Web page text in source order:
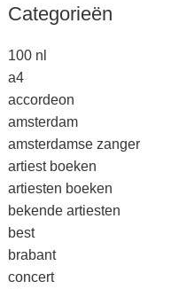
Categorieën
100 nl
a4
accordeon
amsterdam
amsterdamse zanger
artiest boeken
artiesten boeken
bekende artiesten
best
brabant
concert